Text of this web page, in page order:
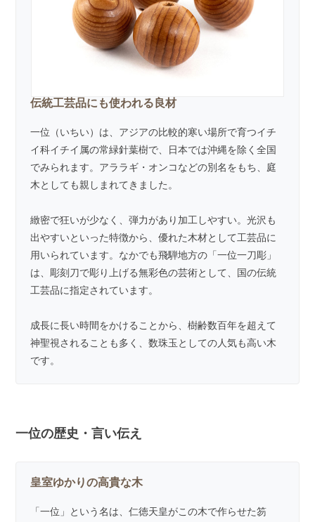
伝統工芸品にも使われる良材
一位（いちい）は、アジアの比較的寒い場所で育つイチ
イ科イチイ属の常緑針葉樹で、日本では沖縄を除く全国
でみられます。アララギ・オンコなどの別名をもち、庭
木としても親しまれてきました。
緻密で狂いが少なく、弾力があり加工しやすい。光沢も
出やすいといった特徴から、優れた木材として工芸品に
用いられています。なかでも飛騨地方の「一位一刀彫」
は、彫刻刀で彫り上げる無彩色の芸術として、国の伝統
工芸品に指定されています。
成長に長い時間をかけることから、樹齢数百年を超えて
神聖視されることも多く、数珠玉としての人気も高い木
です。
一位の歴史・言い伝え
皇室ゆかりの高貴な木
「一位」という名は、仁徳天皇がこの木で作らせた笏